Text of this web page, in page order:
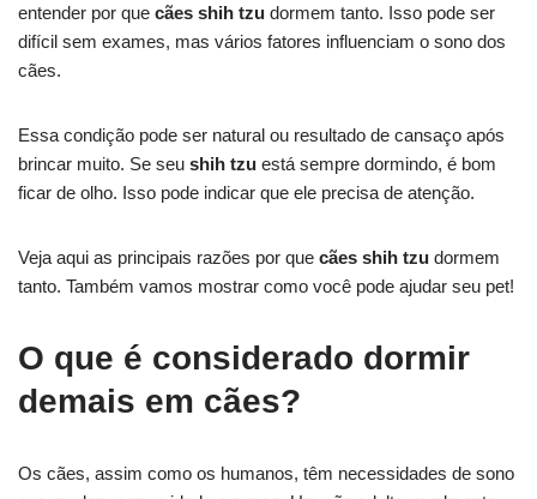
entender por que cães shih tzu dormem tanto. Isso pode ser
difícil sem exames, mas vários fatores influenciam o sono dos
cães.
Essa condição pode ser natural ou resultado de cansaço após
brincar muito. Se seu shih tzu está sempre dormindo, é bom
ficar de olho. Isso pode indicar que ele precisa de atenção.
Veja aqui as principais razões por que cães shih tzu dormem
tanto. Também vamos mostrar como você pode ajudar seu pet!
O que é considerado dormir
demais em cães?
Os cães, assim como os humanos, têm necessidades de sono